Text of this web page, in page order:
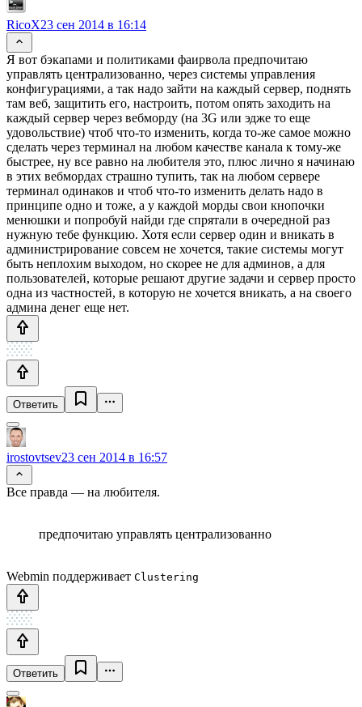
RicoX23 сен 2014 в 16:14
Я вот бэкапами и политиками фаирвола предпочитаю
управлять централизованно, через системы управления
конфигурациями, а так надо зайти на каждый сервер, поднять
там веб, защитить его, настроить, потом опять заходить на
каждый сервер через вебморду (на 3G или эдже то еще
удовольствие) чтоб что-то изменить, когда то-же самое можно
сделать через терминал на любом качестве канала к тому-же
быстрее, ну все равно на любителя это, плюс лично я начинаю
в этих вебмордах страшно тупить, так на любом сервере
терминал одинаков и чтоб что-то изменить делать надо в
принципе одно и тоже, а у каждой морды свои кнопочки
менюшки и попробуй найди где спрятали в очередной раз
нужную тебе функцию. Хотя если сервер один и вникать в
администрирование совсем не хочется, такие системы могут
быть неплохим выходом, но скорее не для админов, а для
пользователей, которые решают другие задачи и сервер просто
одна из частностей, в которую не хочется вникать, а на своего
админа денег еще нет.
Ответить
irostovtsev23 сен 2014 в 16:57
Все правда — на любителя.
предпочитаю управлять централизованно
Webmin поддерживает Clustering
Ответить